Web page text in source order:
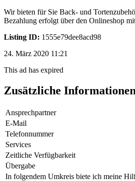
Wir bieten für Sie Back- und
Bezahlung erfolgt über den Onlineshop
Listing ID: 1555e79dee8acd98
24. März 2020 11:21
This ad has expired
Zusätzliche Informationen
Ansprechpartner
E-Mail
Telefonnummer
Services
Zeitliche Verfügbarkeit
Übergabe
In folgendem Umkreis biete ich meine